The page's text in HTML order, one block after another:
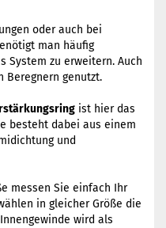
oder auch bei
man häufig
System zu erweitern. Auch
Beregnern genutzt.
ist hier das
besteht dabei aus einem
und
messen Sie einfach Ihr
in gleicher Größe die
wird als